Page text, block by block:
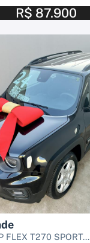
R$ 87.900
FLEX T270 SPORT...